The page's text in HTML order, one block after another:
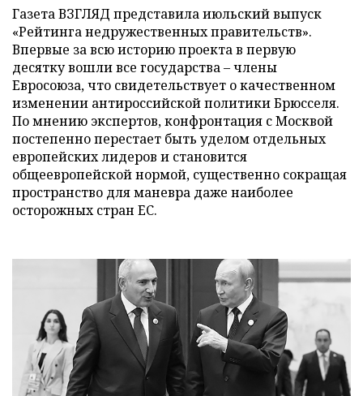
Газета ВЗГЛЯД представила июльский выпуск
«Рейтинга недружественных правительств».
Впервые за всю историю проекта в первую
десятку вошли все государства – члены
Евросоюза, что свидетельствует о качественном
изменении антироссийской политики Брюсселя.
По мнению экспертов, конфронтация с Москвой
постепенно перестает быть уделом отдельных
европейских лидеров и становится
общеевропейской нормой, существенно сокращая
пространство для маневра даже наиболее
осторожных стран ЕС.